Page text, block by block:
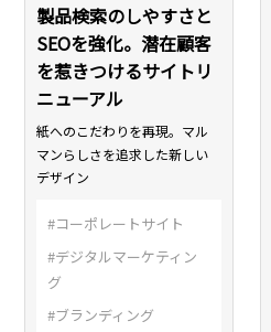
製品検索のしやすさと
SEOを強化。潜在顧客
を惹きつけるサイトリ
ニューアル
紙へのこだわりを再現。マル
マンらしさを追求した新しい
デザイン
#コーポレートサイト
#デジタルマーケティン
グ
#ブランディング